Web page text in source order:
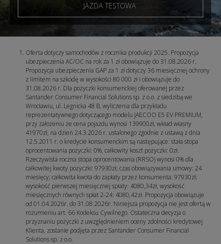
JAZDA TESTOWA
Oferta dotyczy samochodów z rocznika produkcji 2025. Propozycja
ubezpieczenia AC/OC na rok za 1 zł obowiązuje do 31.08.2026 r.
Propozycja ubezpieczenia GAP za 1 zł dotyczy 36 miesięcznej ochrony
z limitem na szkodę w wysokości 80 000 zł i obowiązuje do
31.08.2026 r. Dla pożyczki konsumenckiej oferowanej przez
Santander Consumer Financial Solutions sp. z o.o. z siedzibą we
Wrocławiu, ul. Legnicka 48 B, wyliczenia dla przykładu
reprezentatywnego dotyczącego modelu JAECOO E5 EV PREMIUM,
przy założeniu że cena pojazdu wynosi 139900zł, wkład własny
41970zł, na dzień 24.3.2026 r. ustalonego zgodnie z ustawą z dnia
12.5.2011 r. o kredycie konsumenckim są następujące: stała stopa
oprocentowania pożyczki: 0%, całkowity koszt pożyczki: 0zł.
Rzeczywista roczna stopa oprocentowania (RRSO) wynosi 0% dla
całkowitej kwoty pożyczki: 97930zł; czas obowiązywania umowy: 24
miesięcy; całkowita kwota do zapłaty przez konsumenta: 97930zł;
wysokość pierwszej miesięcznej spłaty: 4080,34zł, wysokość
miesięcznych równych spłat 2-24: 4080,42zł. Propozycja obowiązuje
od 01.04.2026r. do 31.08.2026r. Niniejsza propozycja nie jest ofertą w
rozumieniu art. 66 Kodeksu Cywilnego. Ostateczna decyzja o
przyznaniu pożyczki z uwzględnieniem oceny zdolności kredytowej
Klienta, zostanie podjęta przez Santander Consumer Financial
Solutions sp. z o.o.